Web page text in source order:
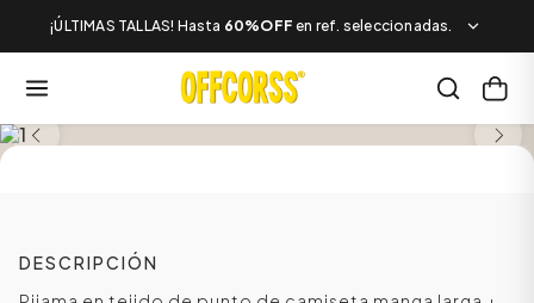
¡ÚLTIMAS TALLAS! Hasta 60%OFF en ref. seleccionadas.
DESCRIPCIÓN